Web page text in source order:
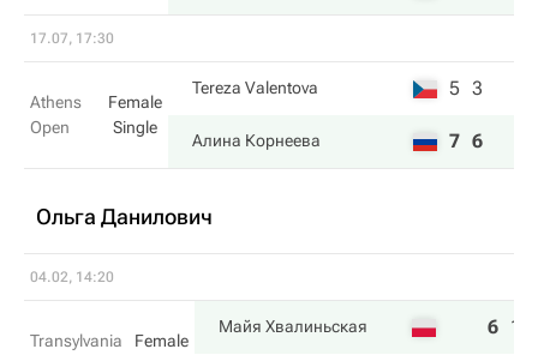
17.07, 17:30
Athens
Open
Female
Single
Tereza Valentova 5 3
Алина Корнеева 7 6
Ольга Данилович
04.02, 14:20
Transylvania
Female
Майя Хвалиньская 6 1